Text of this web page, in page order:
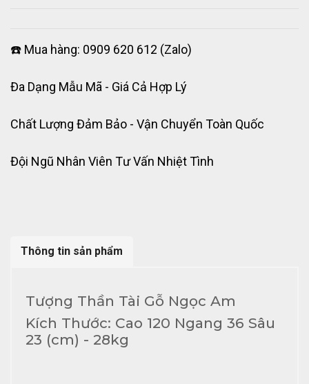
☎️ Mua hàng: 0909 620 612 (Zalo)
Đa Dạng Mẫu Mã - Giá Cả Hợp Lý
Chất Lượng Đảm Bảo - Vận Chuyển Toàn Quốc
Đội Ngũ Nhân Viên Tư Vấn Nhiệt Tình
Thông tin sản phẩm
Tượng Thần Tài Gỗ Ngọc Am
Kích Thước: Cao 120 Ngang 36 Sâu
23 (cm) - 28kg